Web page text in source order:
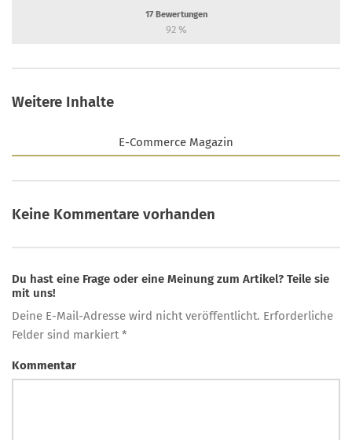
17Bewertungen
92%
Weitere Inhalte
E-Commerce Magazin
Keine Kommentare vorhanden
Du hast eine Frage oder eine Meinung zum Artikel? Teile sie
mit uns!
Deine E-Mail-Adresse wird nicht veröffentlicht. Erforderliche
Felder sind markiert *
Kommentar